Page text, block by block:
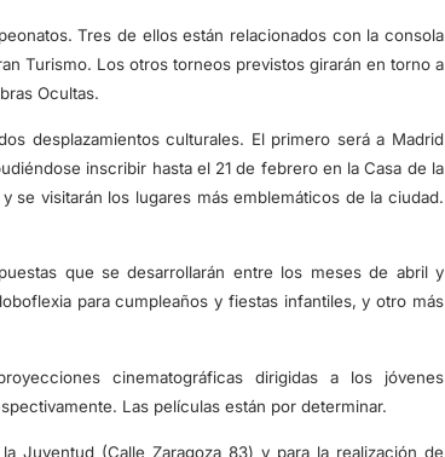
Tres de ellos están relacionados con la consola
Turismo. Los otros torneos previstos girarán en torno a
Ocultas.
desplazamientos culturales. El primero será a Madrid
inscribir hasta el 21 de febrero en la Casa de la
visitarán los lugares más emblemáticos de la ciudad.
que se desarrollarán entre los meses de abril y
para cumpleaños y fiestas infantiles, y otro más
cinematográficas dirigidas a los jóvenes
Las películas están por determinar.
Juventud (Calle Zaragoza 83) y para la realización de